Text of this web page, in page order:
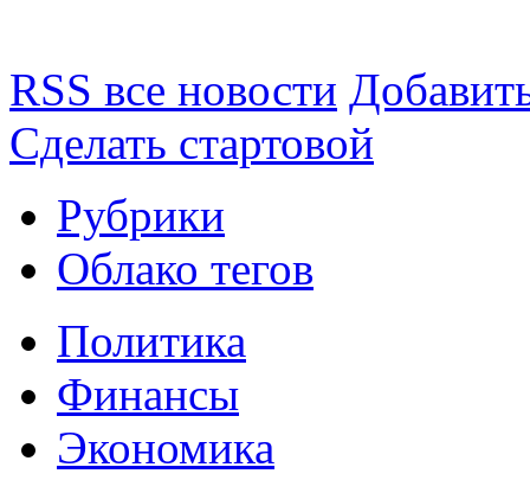
RSS все новости
Сделать стартовой
Рубрики
Облако тегов
Политика
Финансы
Экономика